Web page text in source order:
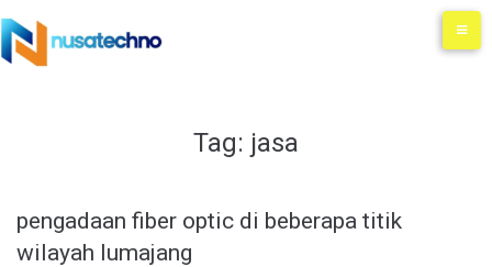
Tag: jasa
pengadaan fiber optic di beberapa titik
wilayah lumajang